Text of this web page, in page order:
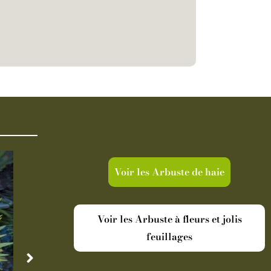
Voir les Arbuste de haie
Voir les Arbuste à fleurs et jolis
feuillages